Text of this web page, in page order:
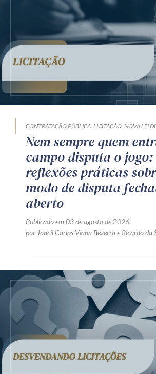
CONTRATAÇÃO PÚBLICA LICITAÇÃO NOVA LEI
Nem sempre quem
campo disputa o jogo:
reflexões práticas
modo de disputa
aberto
Publicado em 03 de agosto de 2026
por Joacil Carlos Viana Bezerrae Ricardo da